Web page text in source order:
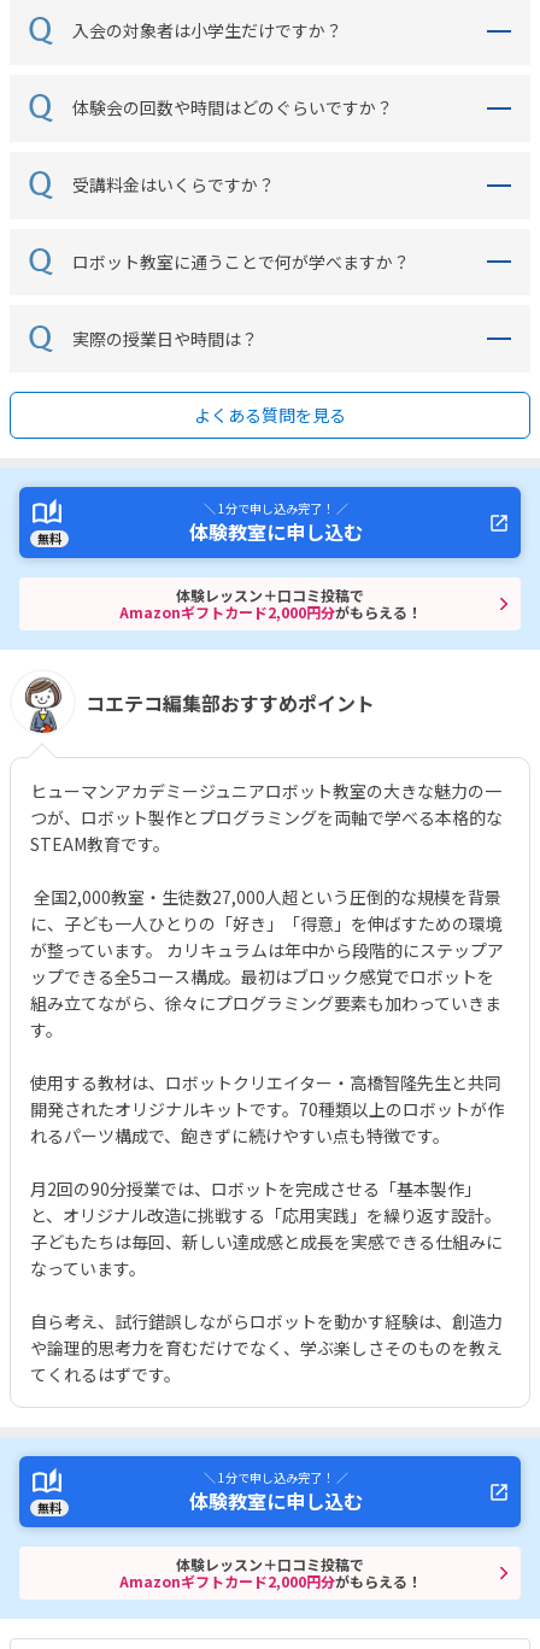
入会の対象者は小学生だけですか？
体験会の回数や時間はどのぐらいですか？
受講料金はいくらですか？
ロボット教室に通うことで何が学べますか？
実際の授業日や時間は？
よくある質問を見る
無料
＼ 1分で申し込み完了！ ／
体験教室に申し込む
体験レッスン＋口コミ投稿で
Amazonギフトカード2,000円分がもらえる！
コエテコ編集部おすすめポイント
ヒューマンアカデミージュニアロボット教室の大きな魅力の一
つが、ロボット製作とプログラミングを両軸で学べる本格的な
STEAM教育です。
全国2,000教室・生徒数27,000人超という圧倒的な規模を背景
に、子ども一人ひとりの「好き」「得意」を伸ばすための環境
が整っています。 カリキュラムは年中から段階的にステップア
ップできる全5コース構成。最初はブロック感覚でロボットを
組み立てながら、徐々にプログラミング要素も加わっていきま
す。
使用する教材は、ロボットクリエイター・高橋智隆先生と共同
開発されたオリジナルキットです。70種類以上のロボットが作
れるパーツ構成で、飽きずに続けやすい点も特徴です。
月2回の90分授業では、ロボットを完成させる「基本製作」
と、オリジナル改造に挑戦する「応用実践」を繰り返す設計。
子どもたちは毎回、新しい達成感と成長を実感できる仕組みに
なっています。
自ら考え、試行錯誤しながらロボットを動かす経験は、創造力
や論理的思考力を育むだけでなく、学ぶ楽しさそのものを教え
てくれるはずです。
無料
＼ 1分で申し込み完了！ ／
体験教室に申し込む
体験レッスン＋口コミ投稿で
Amazonギフトカード2,000円分がもらえる！